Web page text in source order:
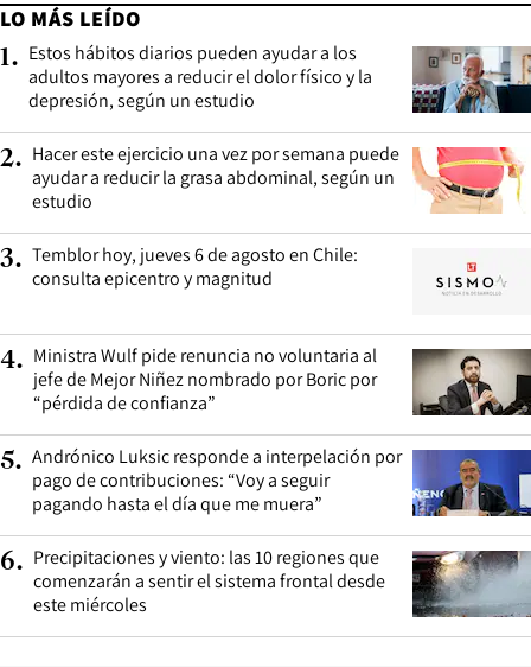
LO MÁS LEÍDO
1. Estos hábitos diarios pueden ayudar a los
adultos mayores a reducir el dolor físico y la
depresión, según un estudio
2. Hacer este ejercicio una vez por semana puede
ayudar a reducir la grasa abdominal, según un
estudio
3. Temblor hoy, jueves 6 de agosto en Chile:
consulta epicentro y magnitud
4. Ministra Wulf pide renuncia no voluntaria al
jefe de Mejor Niñez nombrado por Boric por
“pérdida de confianza”
5. Andrónico Luksic responde a interpelación por
pago de contribuciones: “Voy a seguir
pagando hasta el día que me muera”
6. Precipitaciones y viento: las 10 regiones que
comenzarán a sentir el sistema frontal desde
este miércoles